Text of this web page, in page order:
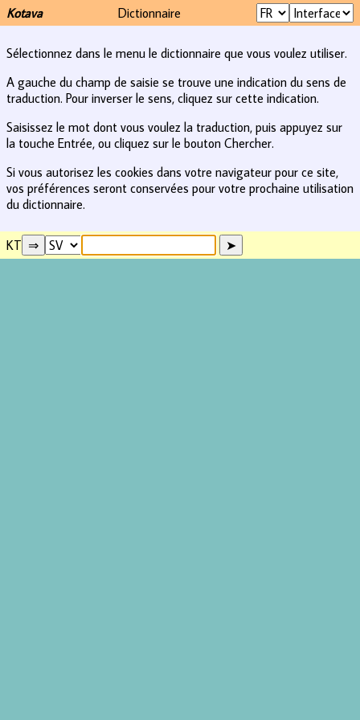
Kotava Dictionnaire
Sélectionnez dans le menu le dictionnaire que vous voulez utiliser.
A gauche du champ de saisie se trouve une indication du sens de
traduction. Pour inverser le sens, cliquez sur cette indication.
Saisissez le mot dont vous voulez la traduction, puis appuyez sur
la touche Entrée, ou cliquez sur le bouton Chercher.
Si vous autorisez les cookies dans votre navigateur pour ce site,
vos préférences seront conservées pour votre prochaine utilisation
du dictionnaire.
KT